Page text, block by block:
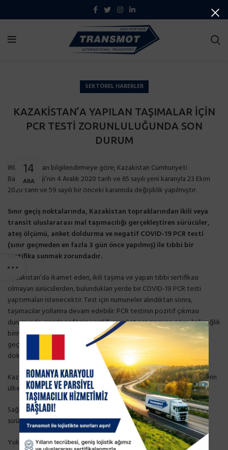
SEKTÖREL HABERLER
KAZAKİSTAN’A YAPILAN TAŞIMALAR İÇİN
PCR TESTİ ZORUNLULUĞUNDA SON
DURUM
14
ARA
IRU’dan alınan bilgilendirmeye göre; Kazakistan Cumhuriyeti
Başhekimliği’nin 4 Aralık 2020 tarih ve 65 sayılı yeni kararıyla 23 Ekim
2020 tarih ve 59 sayılı bir önceki kararında değişiklik yapılmıştır.
Sınır geçiş noktalarında, Kazakistan topraklarından ikili veya
transit uluslararası mal taşımacılığı gerçekleştiren sürücüler,
ateş ölçümü, anket doldurma ve negatif COVID-19 PCR testi
(sınır geçmeden en fazla 3 gün önce yapılmış) ile tıbbi bir
sertifika sunmak zorundadır.
Kazakistan’da ikamet eden, ikili taşıma ve yapan tıbbi sertifikası
olmayan sürücülerden, bulundukları yerde bir COVID-19 PCR testi
yaptırmaları istenecektir. Test için numuneler alındıktan sonra,
taşımacılar yollarına devam edebilir. PCR testinin pozitif çıkması
durumunda, sınırda şoförün verdiği seyahat programına göre ilgili sağlık
birimine haber verilir. Sürücünün daha sonra ek tıbbi muayeneden
geçmesine ve sürücünün hastaneye yatırılıp yatırılmayacağına ilgili
doktor karar verir.
Kazakistan’da ikamet etmeyen ve tıbbi sertifikası olmayan sürücülerin
ülkeye girişleri veya ülkeden transit geçişleri reddedilebilir.
Sağlık sertifikasına bakılmaksızın yüksek vücut sıcaklığına sahip
sürücüler, bulaşıcı hastalıklar hastanesinde tecride tabidir.
Yukarıda belirtilen değişiklikler 8 Aralık 2020 tarihinde yürürlüğe